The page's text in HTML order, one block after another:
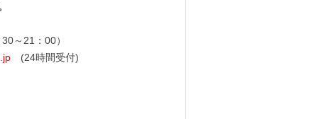
～21：00）
(24時間受付)